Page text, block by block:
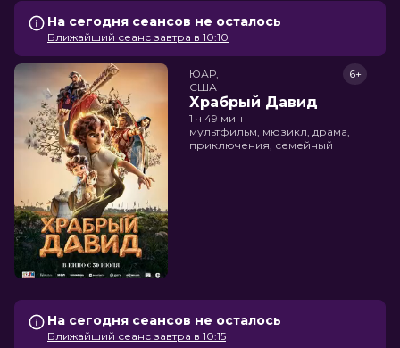
На сегодня сеансов не осталось
Ближайший сеанс завтра в 10:10
ЮАР,
США
Храбрый Давид
6+
1 ч 49 мин
мультфильм, мюзикл, драма,
приключения, семейный
На сегодня сеансов не осталось
Ближайший сеанс завтра в 10:15